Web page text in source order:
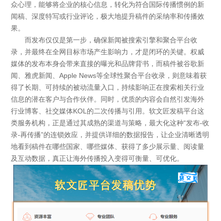
众心理，能够将企业的核心信息，转化为符合国际传播惯例的新
闻稿、深度特写或行业评论，极大地提升稿件的采纳率和传播效
果。
而发布仅仅是第一步，确保新闻被搜索引擎和聚合平台收
录，并最终在全网目标市场产生影响力，才是闭环的关键。权威
媒体的发布本身会带来直接的曝光和品牌背书，而稿件被谷歌新
闻、雅虎新闻、Apple News等全球性聚合平台收录，则意味着获
得了长期、可持续的被动流量入口，持续影响正在搜索相关行业
信息的潜在客户与合作伙伴。同时，优质的内容会自然引发海外
行业博客、社交媒体KOL的二次传播与引用。软文匠发稿平台这
类服务机构，正是通过其成熟的渠道与策略，最大化这种“发布-收
录-再传播”的连锁效应，并提供详细的数据报告，让企业清晰透明
地看到稿件在哪些国家、哪些媒体、获得了多少展示量、阅读量
及互动数据，真正让海外传播投入变得可衡量、可优化。